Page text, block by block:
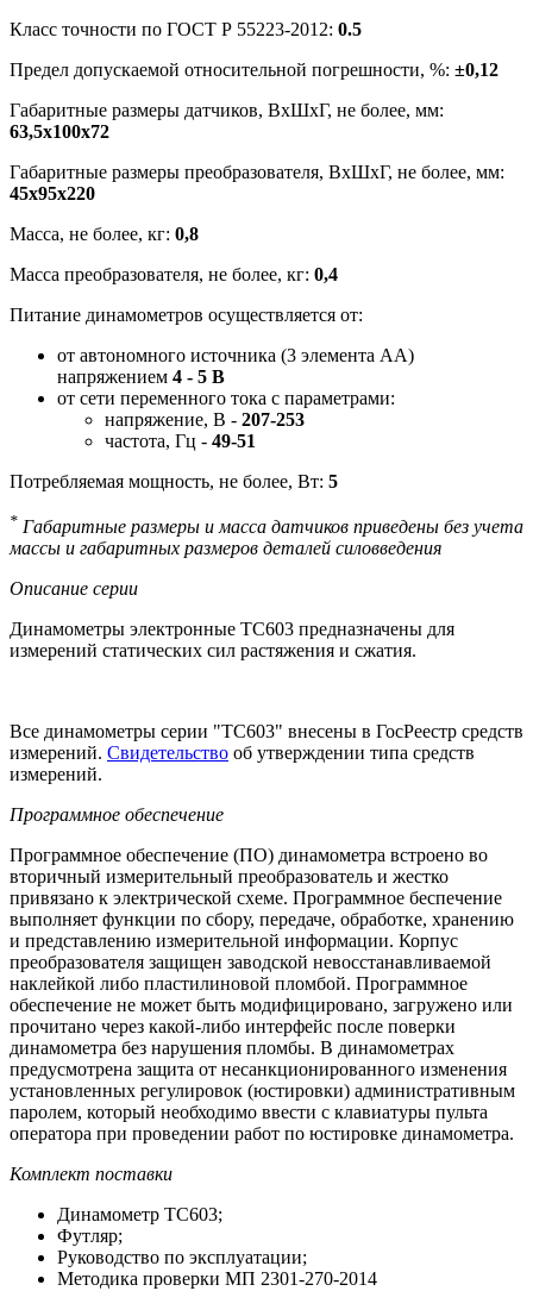
Класс точности по ГОСТ Р 55223-2012: 0.5
Предел допускаемой относительной погрешности, %: ±0,12
Габаритные размеры датчиков, ВхШхГ, не более, мм:
63,5х100х72
Габаритные размеры преобразователя, ВхШхГ, не более, мм:
45х95х220
Масса, не более, кг: 0,8
Масса преобразователя, не более, кг: 0,4
Питание динамометров осуществляется от:
от автономного источника (3 элемента АА)
напряжением 4 - 5 В
от сети переменного тока с параметрами:
напряжение, В - 207-253
частота, Гц - 49-51
Потребляемая мощность, не более, Вт: 5
* Габаритные размеры и масса датчиков приведены без учета
массы и габаритных размеров деталей силовведения
Описание серии
Динамометры электронные ТС603 предназначены для
измерений статических сил растяжения и сжатия.
Все динамометры серии "ТС603" внесены в ГосРеестр средств
измерений. Свидетельство об утверждении типа средств
измерений.
Программное обеспечение
Программное обеспечение (ПО) динамометра встроено во
вторичный измерительный преобразователь и жестко
привязано к электрической схеме. Программное беспечение
выполняет функции по сбору, передаче, обработке, хранению
и представлению измерительной информации. Корпус
преобразователя защищен заводской невосстанавливаемой
наклейкой либо пластилиновой пломбой. Программное
обеспечение не может быть модифицировано, загружено или
прочитано через какой-либо интерфейс после поверки
динамометра без нарушения пломбы. В динамометрах
предусмотрена защита от несанкционированного изменения
установленных регулировок (юстировки) административным
паролем, который необходимо ввести с клавиатуры пульта
оператора при проведении работ по юстировке динамометра.
Комплект поставки
Динамометр ТС603;
Футляр;
Руководство по эксплуатации;
Методика проверки МП 2301-270-2014